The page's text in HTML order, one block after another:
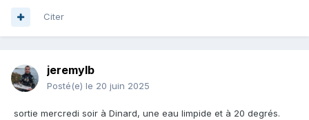
Citer
jeremylb
Posté(e) le 20 juin 2025
sortie mercredi soir à Dinard, une eau limpide et à 20 degrés.